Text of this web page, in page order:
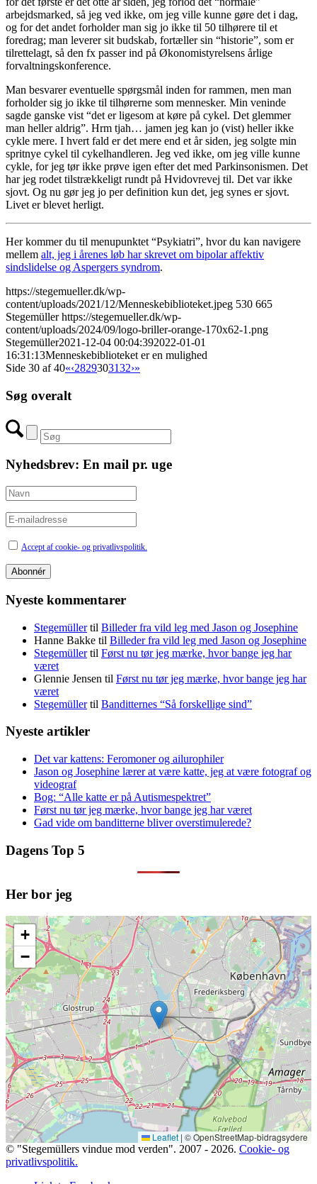
arbejdsmarked, så jeg ved ikke, om jeg ville kunne gøre det i dag,
og for det andet forholder man sig jo ikke til 50 tilhørere til et
foredrag; man leverer sit budskab, fortæller sin “historie”, som er
tilrettelagt, så den fx passer ind på Økonomistyrelsens årlige
forvaltningskonference.
Man besvarer eventuelle spørgsmål inden for rammen, men man
forholder sig jo ikke til tilhørerne som mennesker. Min veninde
sagde ganske vist “det er ligesom at køre på cykel. Det glemmer
man heller aldrig”. Hrm tjah… jamen jeg kan jo (vist) heller ikke
cykle mere. I hvert fald er det mere end et år siden, jeg solgte min
spritnye cykel til cykelhandleren. Jeg ved ikke, om jeg ville kunne
cykle, for jeg tør ikke prøve igen efter det med Parkinsonismen. Det
har jeg rodet tilstrækkeligt rundt på Hvidovrevej til. Det var ikke
sjovt. Og nu gør jeg jo per definition kun det, jeg synes er sjovt.
Livet er blevet herligt.
Her kommer du til menupunktet “Psykiatri”, hvor du kan navigere
mellem alt, jeg i årenes løb har skrevet om bipolar affektiv
sindslidelse og Aspergers syndrom.
https://stegemueller.dk/wp-
content/uploads/2021/12/Menneskebiblioteket.jpeg 530 665
Stegemüller https://stegemueller.dk/wp-
content/uploads/2024/09/logo-briller-orange-170x62-1.png
Stegemüller2021-12-04 00:04:392022-01-01
16:31:13Menneskebiblioteket er en mulighed
Side 30 af 40«‹2829303132›»
Søg overalt
Nyhedsbrev: En mail pr. uge
Accept af cookie- og privatlivspolitik.
Nyeste kommentarer
Stegemüllertil Billeder fra vild leg med Jason og Josephine
Hanne Bakke til Billeder fra vild leg med Jason og Josephine
Stegemüllertil Først nu tør jeg mærke, hvor bange jeg har
været
Glennie Jensen til Først nu tør jeg mærke, hvor bange jeg har
været
Stegemüllertil Banditternes “Så forskellige sind”
Nyeste artikler
Det var kattens: Feromoner og ailurophiler
Jason og Josephine lærer at være katte, jeg at være fotograf og
videograf
Bog: “Alle katte er på Autismespektret”
Først nu tør jeg mærke, hvor bange jeg har været
Gad vide om banditterne bliver overstimulerede?
Dagens Top 5
Her bor jeg
+
−
Leaflet | © OpenStreetMap-bidragsydere
© "Stegemüllers vindue mod verden". 2007 - 2026. Cookie- og
privatlivspolitik.